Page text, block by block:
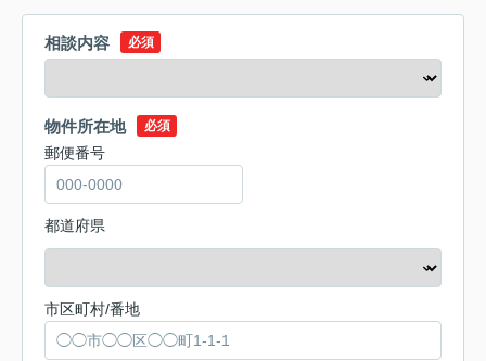
相談内容 必須
物件所在地 必須
郵便番号
都道府県
市区町村/番地